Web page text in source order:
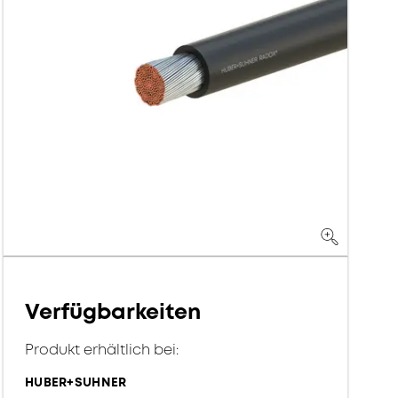
Verfügbarkeiten
Produkt erhältlich bei:
HUBER+SUHNER